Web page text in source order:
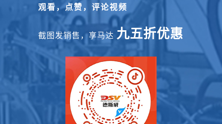
观看，点赞，评论视频
截图发销售，享马达 九五折优惠